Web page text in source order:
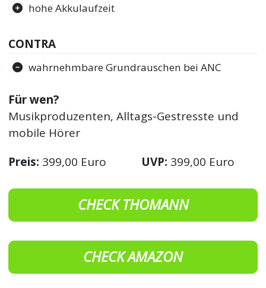
hohe Akkulaufzeit
CONTRA
wahrnehmbare Grundrauschen bei ANC
Für wen?
Musikproduzenten, Alltags-Gestresste und
mobile Hörer
Preis: 399,00 Euro UVP: 399,00 Euro
CHECK THOMANN
CHECK AMAZON